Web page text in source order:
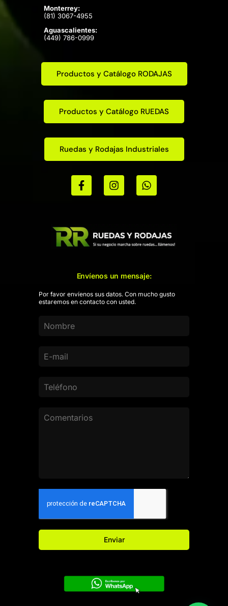
Monterrey:
(81) 3067-4955
Aguascalientes:
(449) 786-0999
Productos y Catálogo RODAJAS
Productos y Catálogo RUEDAS
Ruedas y Rodajas Industriales
Envíenos un mensaje:
Por favor envíenos sus datos. Con mucho gusto
estaremos en contacto con usted.
Enviar